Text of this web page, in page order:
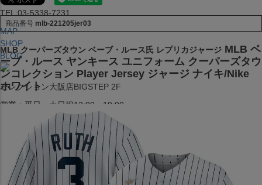
TEL:03-5338-7231
MAP
SHOP
BLOG
セレクション大阪店BIGSTEP 2F
営業：平日・土日祝12:00～19:00
大阪府大阪市中央区西心斎橋1丁目6番14号
TEL:06-4708-3300
商品番号 mlb-221205jer03
MLB クーパーズタウン ベーブ・ルース氏 レプリカジャージ MLB ベ
ーブ・ルース ヤンキース ユニフォーム クーパーズタウ
ンコレクション Player Jersey ジャージ ナイキ/Nike
ホワイト